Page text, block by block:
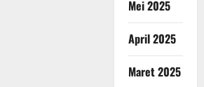
Mei 2025
April 2025
Maret 2025